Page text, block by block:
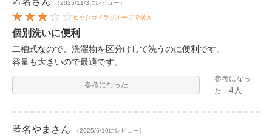
（2025/11/3にレビュー）
ビックカメラグループで購入
個別洗いに便利
二槽式なので、洗濯物を区分けして洗うのに便利です。
容量も大きいので最適です。
参考になった
参考になっ
た：4人
匿名やま さん （2025/6/10にレビュー）